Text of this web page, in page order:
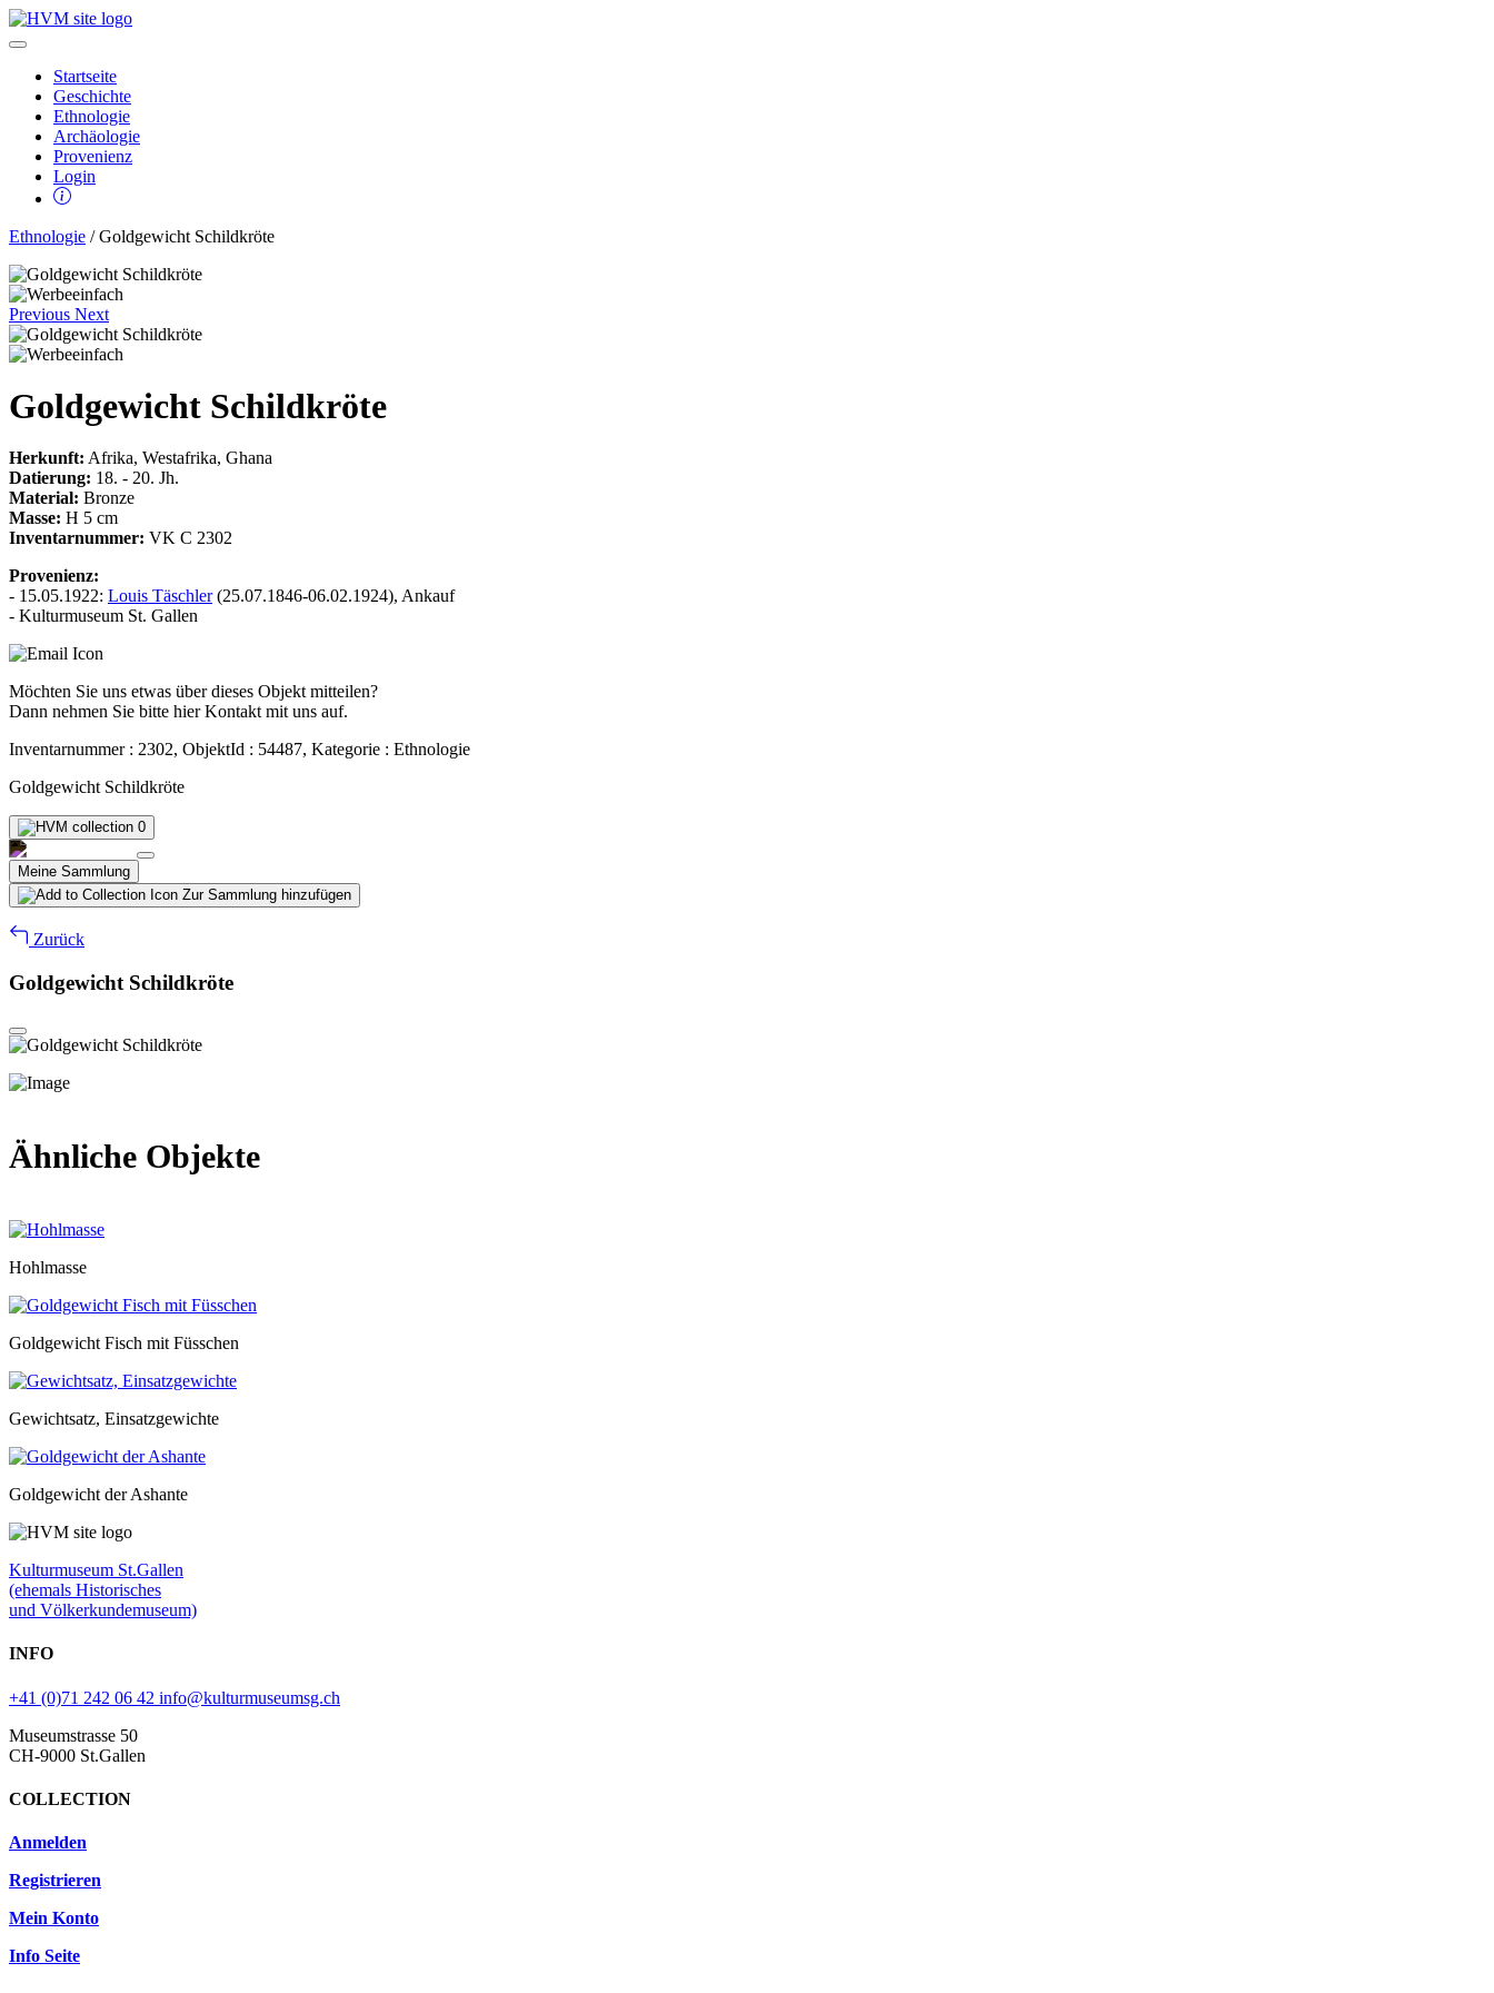
Startseite
Geschichte
Ethnologie
Archäologie
Provenienz
Login
Ethnologie / Goldgewicht Schildkröte
Previous Next
Goldgewicht Schildkröte
Herkunft: Afrika, Westafrika, Ghana
Datierung: 18. - 20. Jh.
Material: Bronze
Masse: H 5 cm
Inventarnummer: VK C 2302
Provenienz:
- 15.05.1922: Louis Täschler(25.07.1846-06.02.1924), Ankauf
- Kulturmuseum St. Gallen
Möchten Sie uns etwas über dieses Objekt mitteilen?
Dann nehmen Sie bitte hier Kontakt mit uns auf.
Inventarnummer : 2302, ObjektId : 54487, Kategorie : Ethnologie
Goldgewicht Schildkröte
0
Meine Sammlung
Zur Sammlung hinzufügen
Zurück
Goldgewicht Schildkröte
Ähnliche Objekte
Hohlmasse
Goldgewicht Fisch mit Füsschen
Gewichtsatz, Einsatzgewichte
Goldgewicht der Ashante
Kulturmuseum St.Gallen
(ehemals Historisches
und Völkerkundemuseum)
INFO
+41 (0)71 242 06 42 info@kulturmuseumsg.ch
Museumstrasse 50
CH-9000 St.Gallen
COLLECTION
Anmelden
Registrieren
Mein Konto
Info Seite